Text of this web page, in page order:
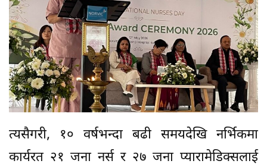
त्यसैगरी, १० वर्षभन्दा बढी समयदेखि नर्भिकमा
कार्यरत २१ जना नर्स र २७ जना प्यारामेडिक्सलाई